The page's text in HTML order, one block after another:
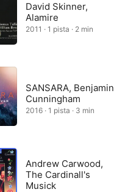
David Skinner,
Alamire
2011 · 1 pista · 2 min
SANSARA, Benjamin
Cunningham
2016 · 1 pista · 3 min
Andrew Carwood,
The Cardinall's
Musick